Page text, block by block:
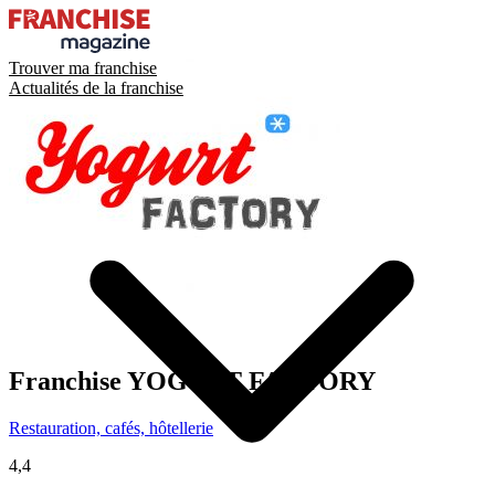
Trouver ma franchise
Actualités de la franchise
Franchise YOGURT FACTORY
Restauration, cafés, hôtellerie
4,4